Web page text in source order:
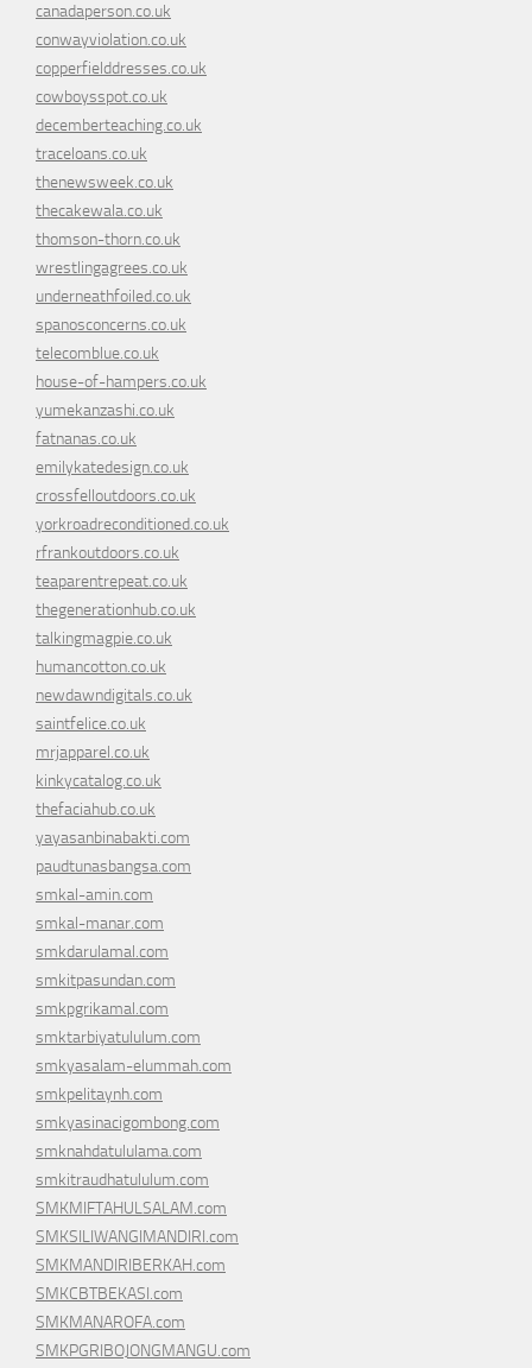
canadaperson.co.uk
conwayviolation.co.uk
copperfielddresses.co.uk
cowboysspot.co.uk
decemberteaching.co.uk
traceloans.co.uk
thenewsweek.co.uk
thecakewala.co.uk
thomson-thorn.co.uk
wrestlingagrees.co.uk
underneathfoiled.co.uk
spanosconcerns.co.uk
telecomblue.co.uk
house-of-hampers.co.uk
yumekanzashi.co.uk
fatnanas.co.uk
emilykatedesign.co.uk
crossfelloutdoors.co.uk
yorkroadreconditioned.co.uk
rfrankoutdoors.co.uk
teaparentrepeat.co.uk
thegenerationhub.co.uk
talkingmagpie.co.uk
humancotton.co.uk
newdawndigitals.co.uk
saintfelice.co.uk
mrjapparel.co.uk
kinkycatalog.co.uk
thefaciahub.co.uk
yayasanbinabakti.com
paudtunasbangsa.com
smkal-amin.com
smkal-manar.com
smkdarulamal.com
smkitpasundan.com
smkpgrikamal.com
smktarbiyatululum.com
smkyasalam-elummah.com
smkpelitaynh.com
smkyasinacigombong.com
smknahdatululama.com
smkitraudhatululum.com
SMKMIFTAHULSALAM.com
SMKSILIWANGIMANDIRI.com
SMKMANDIRIBERKAH.com
SMKCBTBEKASI.com
SMKMANAROFA.com
SMKPGRIBOJONGMANGU.com